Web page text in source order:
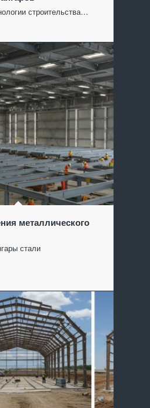
строительства…
металлического
стали